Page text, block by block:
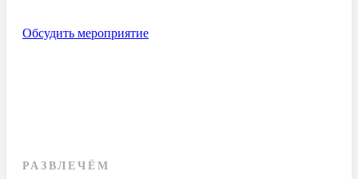
Обсудить мероприятие
РАЗВЛЕЧЁМ